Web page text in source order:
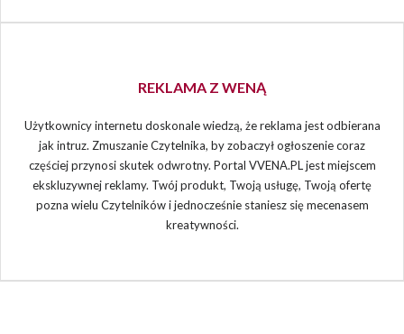
REKLAMA Z WENĄ
Użytkownicy internetu doskonale wiedzą, że reklama jest odbierana
jak intruz. Zmuszanie Czytelnika, by zobaczył ogłoszenie coraz
częściej przynosi skutek odwrotny. Portal VVENA.PL jest miejscem
ekskluzywnej reklamy. Twój produkt, Twoją usługę, Twoją ofertę
pozna wielu Czytelników i jednocześnie staniesz się mecenasem
kreatywności.